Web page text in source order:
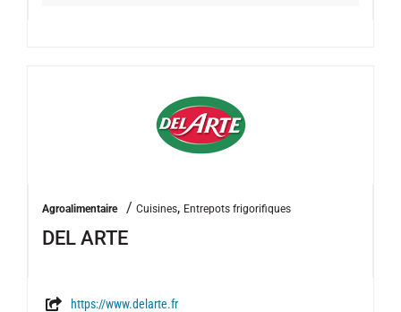
Agroalimentaire / Cuisines, Entrepots frigorifiques
DEL ARTE
https://www.delarte.fr